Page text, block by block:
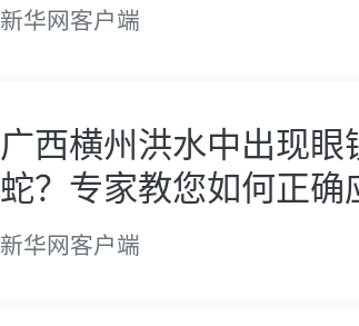
新华网客户端
广西横州洪水中出现眼
蛇？专家教您如何正确
新华网客户端